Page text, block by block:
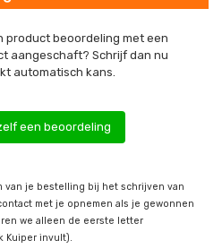
product beoordeling met een
aangeschaft? Schrijf dan nu
automatisch kans.
een beoordeling
van je bestelling bij het schrijven van
met je opnemen als je gewonnen
we alleen de eerste letter
Kuiper invult).